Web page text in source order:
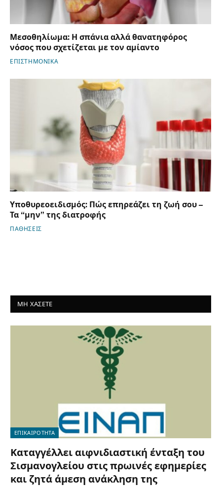
Μεσοθηλίωμα: Η σπάνια αλλά θανατηφόρος
νόσος που σχετίζεται με τον αμίαντο
ΕΠΙΣΤΗΜΟΝΙΚΑ
Υποθυρεοειδισμός: Πώς επηρεάζει τη ζωή σου –
Τα “μην” της διατροφής
ΠΑΘΗΣΕΙΣ
ΜΗ ΧΑΣΕΤΕ
ΕΠΙΚΑΙΡΟΤΗΤΑ
Καταγγέλλει αιφνιδιαστική ένταξη του
Σισμανογλείου στις πρωινές εφημερίες
και ζητά άμεση ανάκληση της